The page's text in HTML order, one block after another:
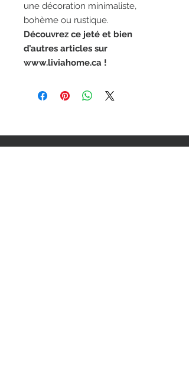
une décoration minimaliste,
bohème ou rustique.
Découvrez ce jeté et bien
d’autres articles sur
www.liviahome.ca !